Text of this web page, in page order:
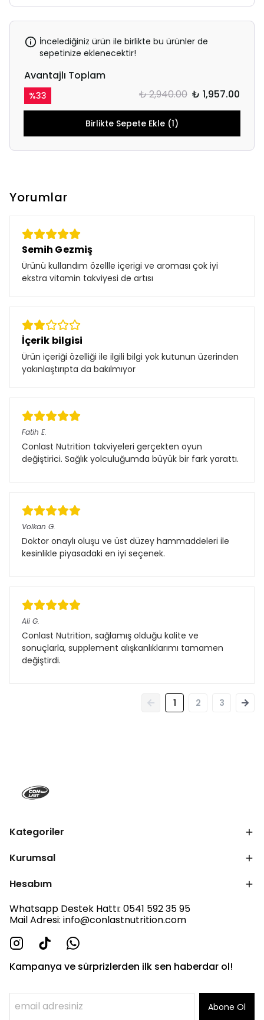
İncelediğiniz ürün ile birlikte bu ürünler de
sepetinize eklenecektir!
Avantajlı Toplam
%33 ₺ 2,940.00 ₺ 1,957.00
Birlikte Sepete Ekle (1)
Yorumlar
Semih Gezmiş
Ürünü kullandım özellle içerigi ve aroması çok iyi
ekstra vitamin takviyesi de artısı
İçerik bilgisi
Ürün içeriği özelliği ile ilgili bilgi yok kutunun üzerinden
yakınlaştırıpta da bakılmıyor
Fatih E.
Conlast Nutrition takviyeleri gerçekten oyun
değiştirici. Sağlık yolculuğumda büyük bir fark yarattı.
Volkan G.
Doktor onaylı oluşu ve üst düzey hammaddeleri ile
kesinlikle piyasadaki en iyi seçenek.
Ali G.
⁠Conlast Nutrition, sağlamış olduğu kalite ve
sonuçlarla, supplement alışkanlıklarımı tamamen
değiştirdi.
1 2 3
Kategoriler
Kurumsal
Hesabım
Whatsapp Destek Hattı: 0541 592 35 95
Mail Adresi: info@conlastnutrition.com
Kampanya ve sürprizlerden ilk sen haberdar ol!
Abone Ol